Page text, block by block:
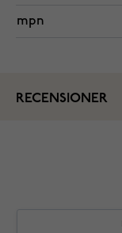
mpn
RECENSIONER